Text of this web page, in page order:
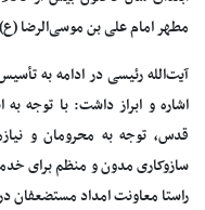
مطهر امام علی بن موسی‌الرضا
آیت‌الله رئیسی در ادامه به
اشاره و ابراز داشت: با توجه
قدس‌، توجه به محرومان و
سازوکاری مدون و منظم برای
راستا معاونت امداد